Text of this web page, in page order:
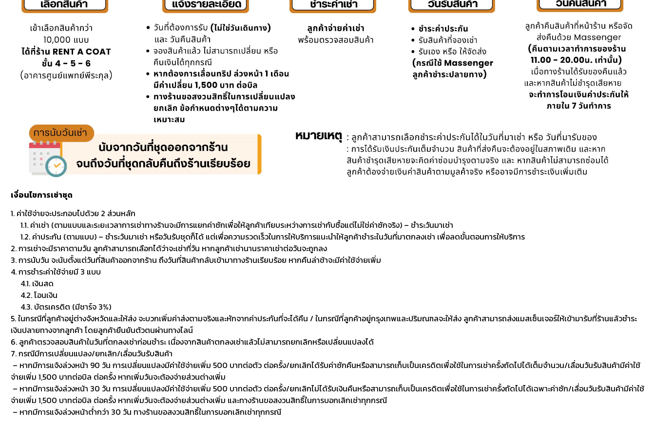
เงื่อนไขการเช่าชุด
1. ค่าใช้จ่ายจะประกอบไปด้วย 2 ส่วนหลัก
1.1. ค่าเช่า (ตามแบบและระยะเวลาการเช่าทางร้านจะมีการแยกค่าซักเพื่อให้ลูกค้าเทียบระหว่างการเช่ากับซื้อแต่ไม่ใช่ค่าซักจริง) – ชำระวันมาเช่า
1.2. ค่าประกัน (ตามแบบ) – ชำระวันมาเช่า หรือวันรับชุดก็ได้ แต่เพื่อความรวดเร็วในการให้บริการแนะนำให้ลูกค้าชำระในวันที่มาตกลงเช่า เพื่อลดขั้นตอนการให้บริการ
2. การเช่าจะมีราคาตามวัน ลูกค้าสามารถเลือกได้ว่าจะเช่ากี่วัน หากลูกค้าเช่านานราคาเช่าต่อวันจะถูกลง
3. การนับวัน จะนับตั้งแต่วันที่สินค้าออกจากร้าน ถึงวันที่สินค้ากลับเข้ามาทางร้านเรียบร้อย หากคืนล่าช้าจะมีค่าใช้จ่ายเพิ่ม
4. การชำระค่าใช้จ่ายมี 3 แบบ
4.1. เงินสด
4.2. โอนเงิน
4.3. บัตรเครดิต (มีชาร์จ 3%)
5. ในกรณีที่ลูกค้าอยู่ต่างจังหวัดและให้ส่ง จะบวกเพิ่มค่าส่งตามจริงและหักจากค่าประกันที่จะได้คืน / ในกรณีที่ลูกค้าอยู่กรุงเทพและปริมณฑลจะให้ส่ง ลูกค้าสามารถส่งแมสเซ็นเจอร์ให้เข้ามารับที่ร้านแล้วชำระ
เงินปลายทางจากลูกค้า โดยลูกค้ายืนยันตัวตนผ่านทางไลน์
6. ลูกค้าตรวจสอบสินค้าในวันที่ตกลงเช่าก่อนชำระ เนื่องจากสินค้าตกลงเช่าแล้วไม่สามารถยกเลิกหรือเปลี่ยนแปลงได้
7. กรณีมีการเปลี่ยนแปลง/ยกเลิก/เลื่อนวันรับสินค้า
– หากมีการแจ้งล่วงหน้า 90 วัน การเปลี่ยนแปลงมีค่าใช้จ่ายเพิ่ม 500 บาทต่อตัว ต่อครั้ง/ยกเลิกได้รับค่าซักคืนหรือสามารถเก็บเป็นเครดิตเพื่อใช้ในการเช่าครั้งถัดไปได้เต็มจำนวน/เลื่อนวันรับสินค้ามีค่าใช้
จ่ายเพิ่ม 1,500 บาทต่อบิล ต่อครั้ง หากเพิ่มวันจะต้องจ่ายส่วนต่างเพิ่ม
– หากมีการแจ้งล่วงหน้า 30 วัน การเปลี่ยนแปลงมีค่าใช้จ่ายเพิ่ม 500 บาทต่อตัว ต่อครั้ง/ยกเลิกไม่ได้รับเงินคืนหรือสามารถเก็บเป็นเครดิตเพื่อใช้ในการเช่าครั้งถัดไปได้เฉพาะค่าซัก/เลื่อนวันรับสินค้ามีค่าใช้
จ่ายเพิ่ม 1,500 บาทต่อบิล ต่อครั้ง หากเพิ่มวันจะต้องจ่ายส่วนต่างเพิ่ม และทางร้านขอสงวนสิทธิ์ในการบอกเลิกเช่าทุกกรณี
– หากมีการแจ้งล่วงหน้าต่ำกว่า 30 วัน ทางร้านขอสงวนสิทธิ์ในการบอกเลิกเช่าทุกกรณี